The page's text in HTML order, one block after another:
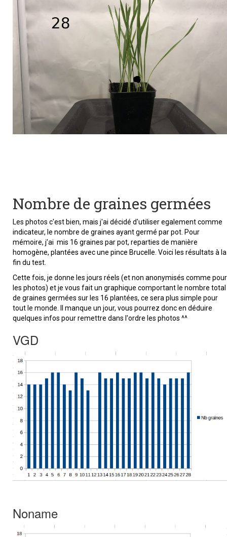
Nombre de graines germées
Les photos c'est bien, mais j'ai décidé d'utiliser egalement comme
indicateur, le nombre de graines ayant germé par pot. Pour
mémoire, j’ai mis 16 graines par pot, reparties de manière
homogène, plantées avec une pince Brucelle. Voici les résultats à la
fin du test.
Cette fois, je donne les jours réels (et non anonymisés comme pour
les photos) et je vous fait un graphique comportant le nombre total
de graines germées sur les 16 plantées, ce sera plus simple pour
tout le monde. Il manque un jour, vous pourrez donc en déduire
quelques infos pour remettre dans l'ordre les photos ^^
VGD
Noname